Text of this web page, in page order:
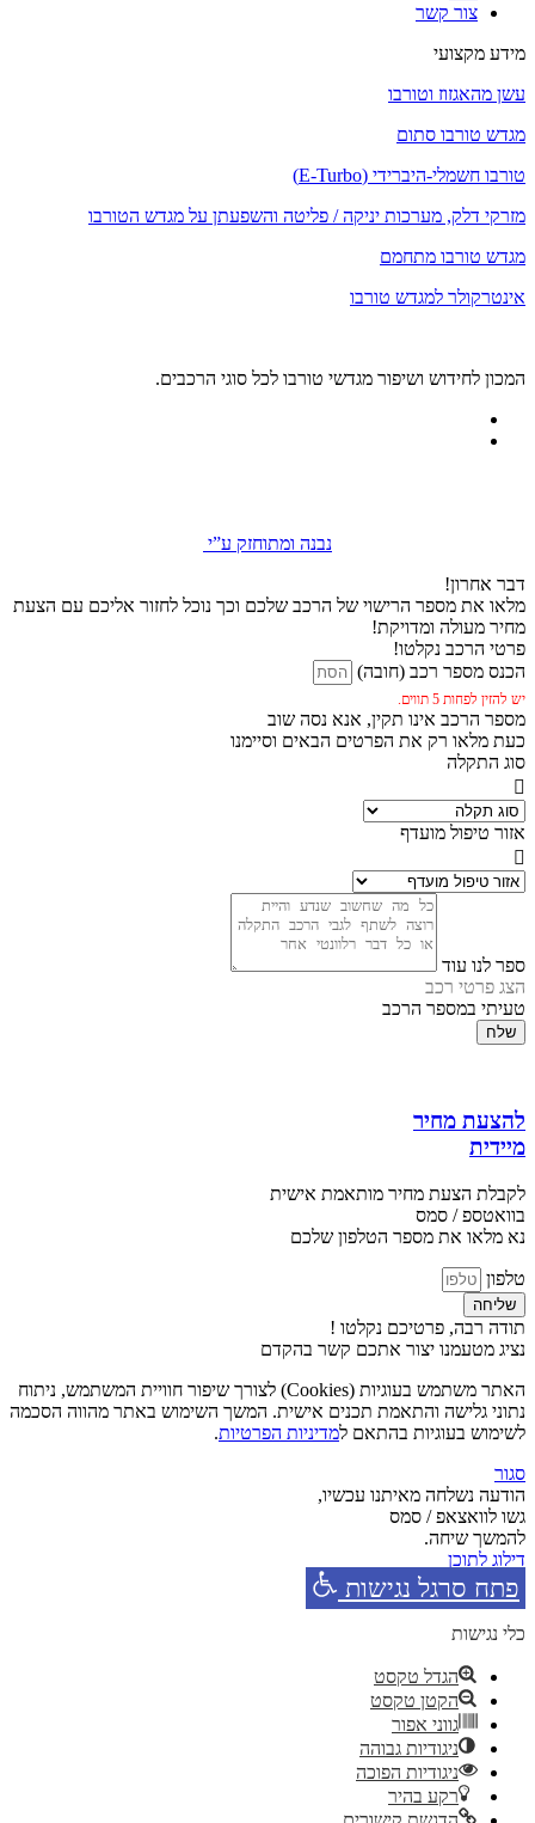
צור קשר
מידע מקצועי
עשן מהאגזוז וטורבו
מגדש טורבו סתום
טורבו חשמלי-היברידי (E-Turbo)
מזרקי דלק, מערכות יניקה / פליטה והשפעתן על מגדש הטורבו
מגדש טורבו מתחמם
אינטרקולר למגדש טורבו
המכון לחידוש ושיפור מגדשי טורבו לכל סוגי הרכבים.
נבנה ומתוחזק ע”י
דבר אחרון!
מלאו את מספר הרישוי של הרכב שלכם וכך נוכל לחזור אליכם עם הצעת
מחיר מעולה ומדויקת!
פרטי הרכב נקלטו!
הכנס מספר רכב (חובה)
יש להזין לפחות 5 תווים.
מספר הרכב אינו תקין, אנא נסה שוב
כעת מלאו רק את הפרטים הבאים וסיימנו
סוג התקלה
אזור טיפול מועדף
ספר לנו עוד
הצג פרטי רכב
טעיתי במספר הרכב
שלח
להצעת מחיר
מיידית
לקבלת הצעת מחיר מותאמת אישית
בוואטספ / סמס
נא מלאו את מספר הטלפון שלכם
טלפון
שליחה
תודה רבה, פרטיכם נקלטו !
נציג מטעמנו יצור אתכם קשר בהקדם
האתר משתמש בעוגיות (Cookies) לצורך שיפור חוויית המשתמש, ניתוח
נתוני גלישה והתאמת תכנים אישית. המשך השימוש באתר מהווה הסכמה
לשימוש בעוגיות בהתאם למדיניות הפרטיות.
סגור
הודעה נשלחה מאיתנו עכשיו,
גשו לוואצאפ / סמס
להמשך שיחה.
דילוג לתוכן
פתח סרגל נגישות
כלי נגישות
הגדל טקסט
הקטן טקסט
גווני אפור
ניגודיות גבוהה
ניגודיות הפוכה
רקע בהיר